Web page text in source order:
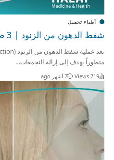
أطباء تجميل
شفط الدهون من الزنود | 3 طرق لشد الذراعين
متطوراً يهدف إلى إزالة التجمعات…
719 Views 7 أشهر ago